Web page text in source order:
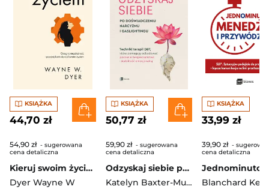
KSIĄŻKA
44,70 zł
54,90 zł - sugerowana
cena detaliczna
Kieruj swoim życiem
Dyer Wayne W
KSIĄŻKA
50,77 zł
59,90 zł - sugerowana
cena detaliczna
Odzyskaj siebie po doświadczeniu narcyzmu i gaslightingu. Techniki terapii DBT, które pomagają odbudować poczucie bezpieczeństwa i stabilność emocjonalną
Katelyn Baxter-Musser
KSIĄŻKA
33,99 zł
39,90 zł -
cena detaliczna
Blanchard Ken